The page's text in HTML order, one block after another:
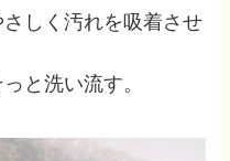
しく汚れを吸着させ
と洗い流す。